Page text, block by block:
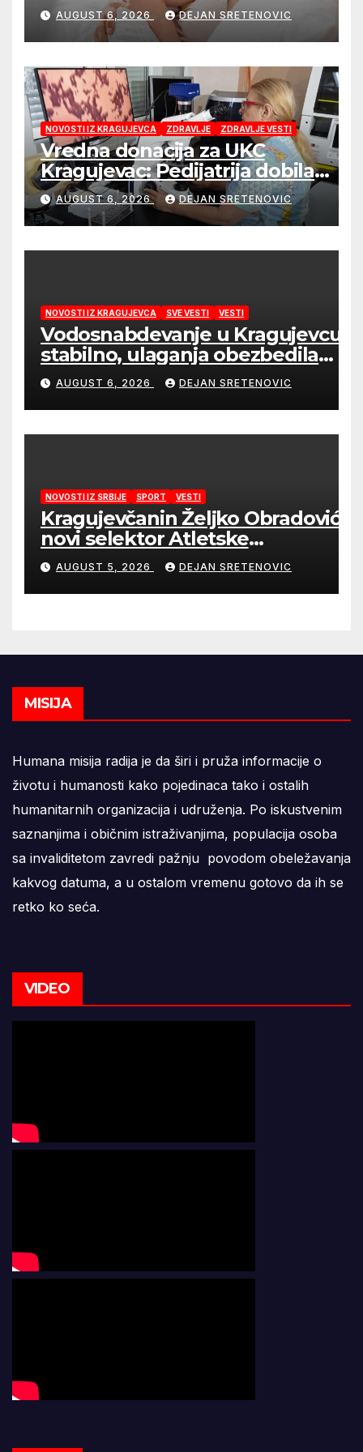
početka života
AUGUST 6, 2026 DEJAN SRETENOVIC
NOVOSTI IZ KRAGUJEVCA ZDRAVLJE ZDRAVLJE VESTI
Vredna donacija za UKC
Kragujevac: Pedijatrija dobila
mobilni rendgen i mikroskop
vredne 9,6 miliona dinara
AUGUST 6, 2026 DEJAN SRETENOVIC
NOVOSTI IZ KRAGUJEVCA SVE VESTI VESTI
Vodosnabdevanje u Kragujevcu
stabilno, ulaganja obezbedila
sigurnije snabdevanje
AUGUST 6, 2026 DEJAN SRETENOVIC
NOVOSTI IZ SRBIJE SPORT VESTI
Kragujevčanin Željko Obradović
novi selektor Atletske
reprezentacije Srbije
AUGUST 5, 2026 DEJAN SRETENOVIC
MISIJA
Humana misija radija je da širi i pruža informacije o
životu i humanosti kako pojedinaca tako i ostalih
humanitarnih organizacija i udruženja. Po iskustvenim
saznanjima i običnim istraživanjima, populacija osoba
sa invaliditetom zavredi pažnju povodom obeležavanja
kakvog datuma, a u ostalom vremenu gotovo da ih se
retko ko seća.
VIDEO